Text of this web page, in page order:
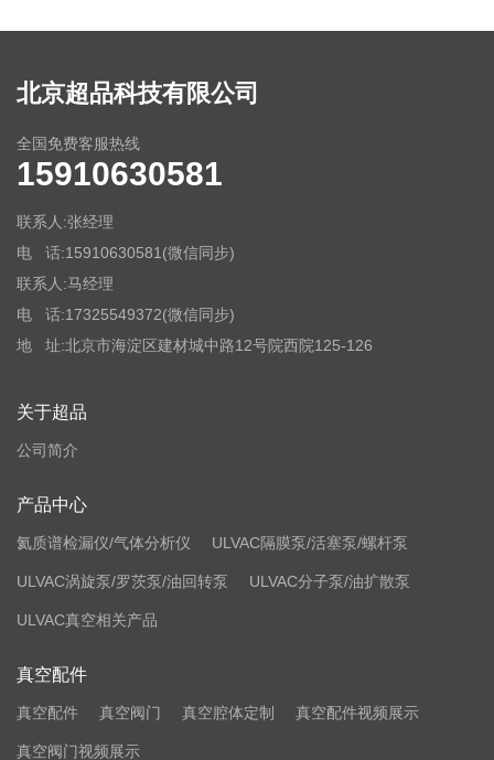
北京超品科技有限公司
全国免费客服热线
15910630581
联系人:张经理
电 话:15910630581(微信同步)
联系人:马经理
电 话:17325549372(微信同步)
地 址:北京市海淀区建材城中路12号院西院125-126
关于超品
公司简介
产品中心
氦质谱检漏仪/气体分析仪 ULVAC隔膜泵/活塞泵/螺杆泵
ULVAC涡旋泵/罗茨泵/油回转泵 ULVAC分子泵/油扩散泵
ULVAC真空相关产品
真空配件
真空配件 真空阀门 真空腔体定制 真空配件视频展示
真空阀门视频展示